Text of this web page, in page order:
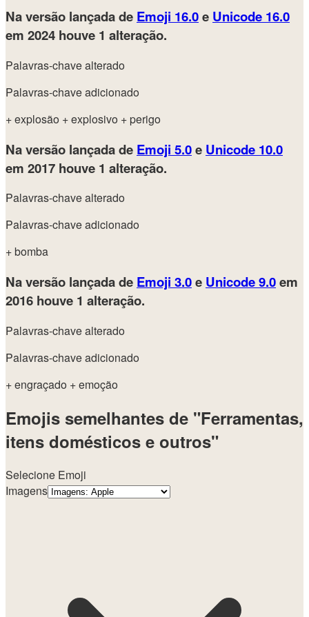
Na versão lançada de Emoji 16.0e Unicode 16.0
em 2024 houve 1 alteração.
Palavras-chave alterado
Palavras-chave adicionado
+ explosão + explosivo + perigo
Na versão lançada de Emoji 5.0e Unicode 10.0
em 2017 houve 1 alteração.
Palavras-chave alterado
Palavras-chave adicionado
+ bomba
Na versão lançada de Emoji 3.0e Unicode 9.0em
2016 houve 1 alteração.
Palavras-chave alterado
Palavras-chave adicionado
+ engraçado + emoção
Emojis semelhantes de "Ferramentas,
itens domésticos e outros"
Selecione Emoji
Imagens